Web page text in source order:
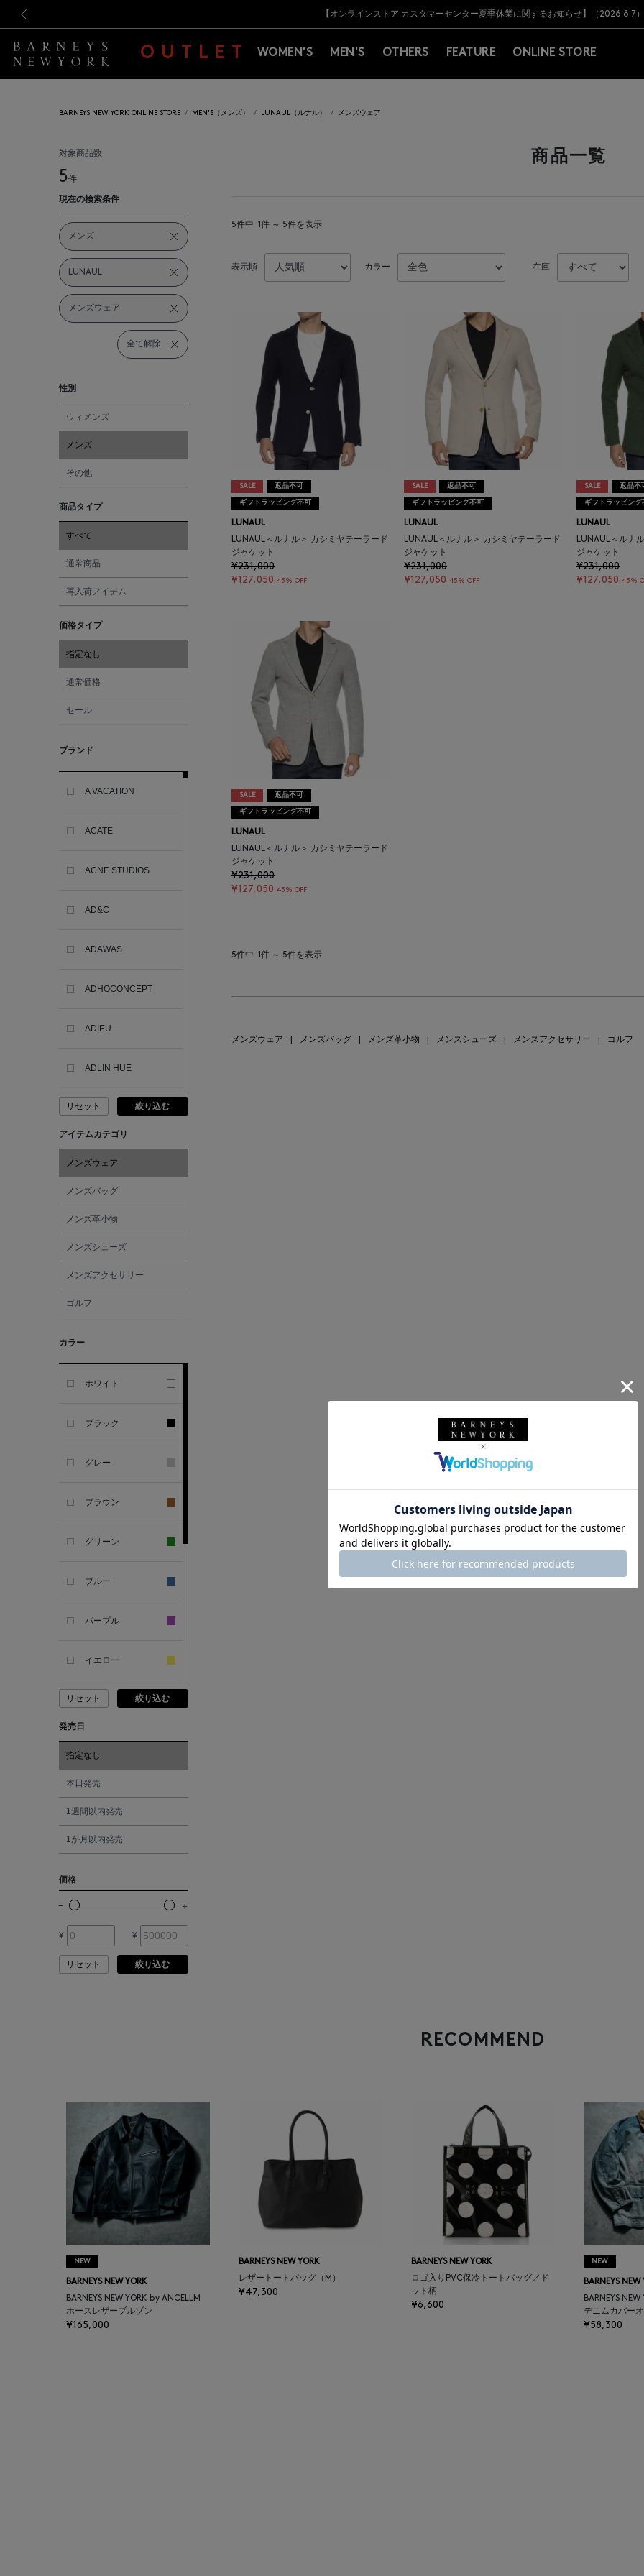
新規登録のお客様も対象！＜MY BARNEYS＞会員のお客様は11,000円（税込）以上のお買上げで常時送料無料
【夏季休業に伴う出荷一時停止のお知らせ】(2026.8.7)
【オンラインストア カスタマーセンター夏季休業に関するお知らせ】（2026.8.7）
【夏季休業に伴う返品・交換承り一時停止のお知らせ】（2026.8.5）
熊本県を中心とした地震の影響によるお荷物のお届けについて
【開催中】SUMMER SALEのご案内・ご注意事項
新規登録のお客様も対象！＜MY BARNEYS＞会員のお客様は11,000円（税込）以上のお買上げで常時送料無料
【夏季休業に伴う出荷一時停止のお知らせ】(2026.8.7)
OUTLET WOMEN'S MEN'S OTHERS FEATURE ONLINE STORE
BARNEYS NEW YORK ONLINE STORE MEN'S（メンズ） LUNAUL（ルナル） メンズウェア
対象商品数
5件
現在の検索条件
メンズ
LUNAUL
メンズウェア
全て解除
性別
ウィメンズ
メンズ
その他
商品タイプ
すべて
通常商品
再入荷アイテム
価格タイプ
指定なし
通常価格
セール
ブランド
A VACATION
ACATE
ACNE STUDIOS
AD&C
ADAWAS
ADHOCONCEPT
ADIEU
ADLIN HUE
ADVISORY BOARD
AESOP
ALBERT THURSTON
ALESSANDRO
SANDAL
ANDERSONS
ANTIPAST
ANYA HINDMARCH
ARCS LONDON
ARIANNA
ASAUCE MELER
ATELIER AMBOISE
ATTO VANNUCCI
FIRENZE
AURALEE
AUTRY
BAGUTTA
BAKUNE
リセット 絞り込む
アイテムカテゴリ
メンズウェア
メンズバッグ
メンズ革小物
メンズシューズ
メンズアクセサリー
ゴルフ
カラー
ホワイト
ブラック
グレー
ブラウン
グリーン
ブルー
パープル
イエロー
ピンク
レッド
オレンジ
シルバー
リセット 絞り込む
発売日
指定なし
本日発売
1週間以内発売
1か月以内発売
価格
¥ ¥
リセット 絞り込む
商品一覧
5件中 1件 ～ 5件を表示
表示順 カラー 在庫
SALE 返品不可
ギフトラッピング不可
LUNAUL
LUNAUL＜ルナル＞ カシミヤテーラード
ジャケット
¥231,000
¥127,050 45% OFF
SALE 返品不可
ギフトラッピング不可
LUNAUL
LUNAUL＜ルナル＞ カシミヤテーラード
ジャケット
¥231,000
¥127,050 45% OFF
SALE 返品不
ギフトラッピング
LUNAUL
LUNAUL＜ルナ
ジャケット
¥231,000
¥127,050 45%
SALE 返品不可
ギフトラッピング不可
LUNAUL
LUNAUL＜ルナル＞ カシミヤテーラード
ジャケット
¥231,000
¥127,050 45% OFF
5件中 1件 ～ 5件を表示
メンズウェア メンズバッグ メンズ革小物 メンズシューズ メンズアクセサリー ゴルフ
RECOMMEND
NEW
BARNEYS NEW YORK
BARNEYS NEW YORK by ANCELLM
ホースレザーブルゾン
¥165,000
BARNEYS NEW YORK
レザートートバッグ（M）
¥47,300
BARNEYS NEW YORK
ロゴ入りPVC保冷トートバッグ／ド
ット柄
¥6,600
NEW
BARNEYS NEW
BARNEYS
デニムカバー
¥58,300